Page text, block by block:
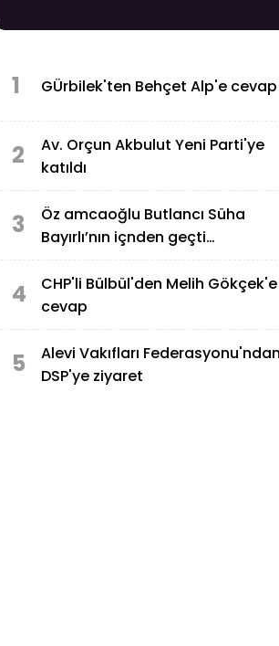
1 GÜrbilek'ten Behçet Alp'e cevap
2
Av. Orçun Akbulut Yeni Parti'ye
katıldı
3
Öz amcaoğlu Butlancı Süha
Bayırlı’nın içnden geçti…
4
CHP'li Bülbül'den Melih Gökçek'e
cevap
5
Alevi Vakıfları Federasyonu'ndan
DSP'ye ziyaret